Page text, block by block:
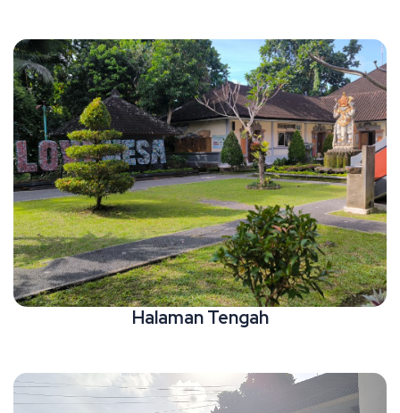
Halaman Tengah